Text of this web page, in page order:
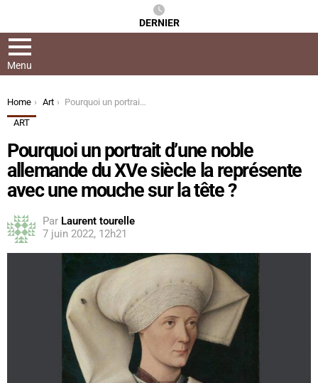
DERNIER
Menu
You are here:
Home Art
Pourquoi un portrait d’une noble allemande du XVe siècle la représente avec une mouche sur la tête ?
ART
Pourquoi un portrait d’une noble
allemande du XVe siècle la représente
avec une mouche sur la tête ?
Par Laurent tourelle
7 juin 2022, 12h21